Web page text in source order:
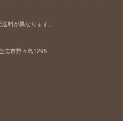
料が異なります。
志市野々島1295